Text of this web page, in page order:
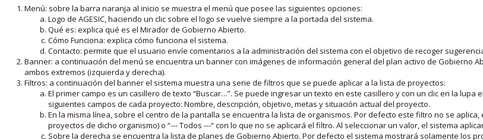
Menú: sobre la barra naranja al inicio se muestra el menú que posee las siguientes opciones:
Logo de AGESIC, haciendo un clic sobre el logo se vuelve siempre a la portada del sistema.
Qué es: explica qué es el Mirador de Gobierno Abierto.
Cómo Funciona: explica cómo funciona el sistema.
Contacto: permite que el usuario envíe comentarios a la administración del sistema con el objetivo de recoger
Banner: a continuación del menú se encuentra un banner con imágenes de información general del plan activo de Gobierno
ambos extremos (izquierda y derecha).
Filtros: a continuación del banner el sistema muestra una serie de filtros que se puede aplicar a la lista de proyectos:
El primer campo es un casillero de texto “Buscar…”. Se puede ingresar un texto en este casillero y con un clic en la
siguientes campos de cada proyecto: Nombre, descripción, objetivo, metas y situación actual del proyecto.
En la misma línea, sobre el centro de la pantalla se encuentra la lista de organismos. Por defecto este filtro no se
proyectos de dicho organismo) o “--- Todos ---“ con lo que no se aplicará el filtro. Al seleccionar un valor, el sistema
Sobre la derecha se encuentra la lista de planes de Gobierno Abierto. Por defecto el sistema mostrará solamente los